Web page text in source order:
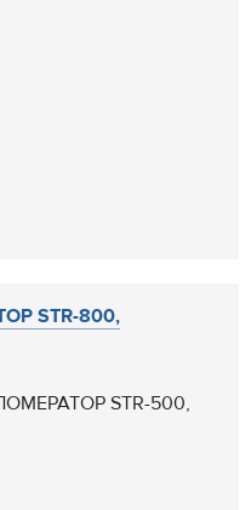
STR-800,
STR-500,